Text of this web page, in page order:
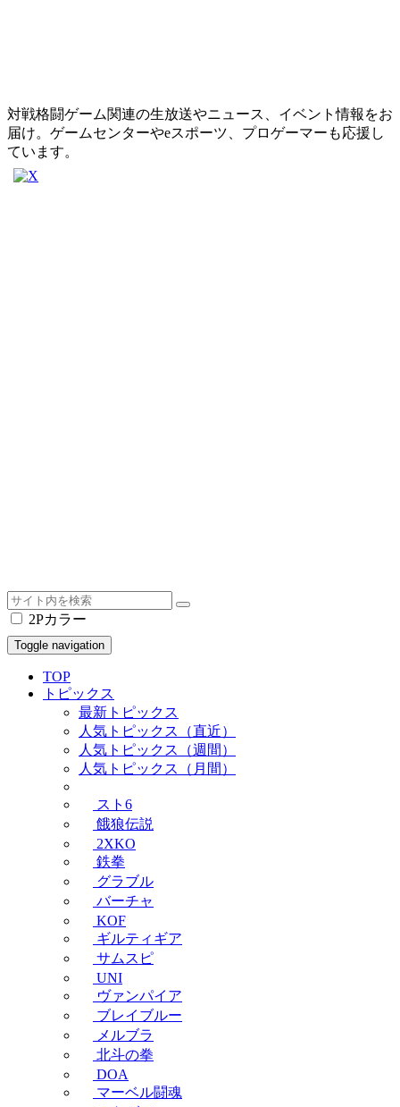
対戦格闘ゲーム関連の生放送やニュース、イベント情報をお
届け。ゲームセンターやeスポーツ、プロゲーマーも応援し
ています。
2Pカラー
Toggle navigation
TOP
トピックス
最新トピックス
人気トピックス（直近）
人気トピックス（週間）
人気トピックス（月間）
スト6
餓狼伝説
2XKO
鉄拳
グラブル
バーチャ
KOF
ギルティギア
サムスピ
UNI
ヴァンパイア
ブレイブルー
メルブラ
北斗の拳
DOA
マーベル闘魂